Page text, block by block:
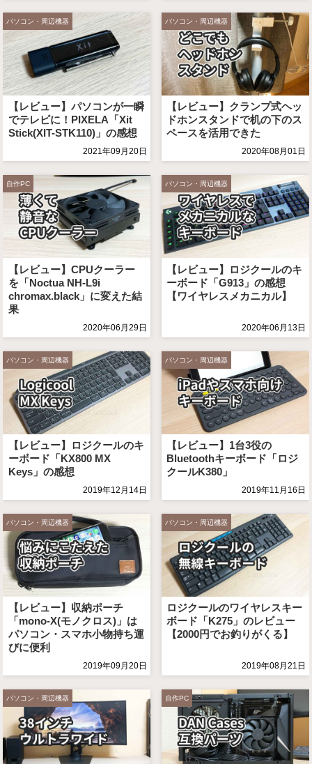
パソコン・周辺機器
【レビュー】パソコンが一瞬
でテレビに！PIXELA「Xit
Stick(XIT-STK110)」の感想
2021年09月20日
パソコン・周辺機器
【レビュー】クランプ式ヘッ
ドホンスタンドで机の下のス
ペースを活用できた
2020年08月01日
自作PC
【レビュー】CPUクーラー
を「Noctua NH-L9i
chromax.black」に変えた結
果
2020年06月29日
パソコン・周辺機器
【レビュー】ロジクールのキ
ーボード「G913」の感想
【ワイヤレスメカニカル】
2020年06月13日
パソコン・周辺機器
【レビュー】ロジクールのキ
ーボード「KX800 MX
Keys」の感想
2019年12月14日
パソコン・周辺機器
【レビュー】1台3役の
Bluetoothキーボード「ロジ
クールK380」
2019年11月16日
パソコン・周辺機器
【レビュー】収納ポーチ
「mono-X(モノクロス)」は
パソコン・スマホ小物持ち運
びに便利
2019年09月20日
パソコン・周辺機器
ロジクールのワイヤレスキー
ボード「K275」のレビュー
【2000円でお釣りがくる】
2019年08月21日
パソコン・周辺機器 自作PC